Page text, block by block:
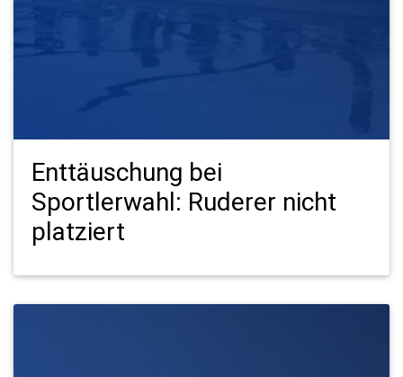
Enttäuschung bei
Sportlerwahl: Ruderer nicht
platziert